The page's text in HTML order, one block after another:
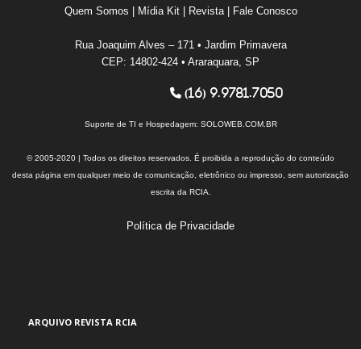
Quem Somos Mídia Kit| Revista| Fale Conosco
Rua Joaquim Alves – 171 • Jardim Primavera
CEP: 14802-424 • Araraquara, SP
(16) 9.9781.7050
Suporte de TI e Hospedagem: SOLOWEB.COM.BR
© 2005-2020 | Todos os direitos reservados. É proibida a reprodução do conteúdo
desta página em qualquer meio de comunicação, eletrônico ou impresso, sem autorização
escrita da RCIA.
Política de Privacidade
ARQUIVO REVISTA RCIA